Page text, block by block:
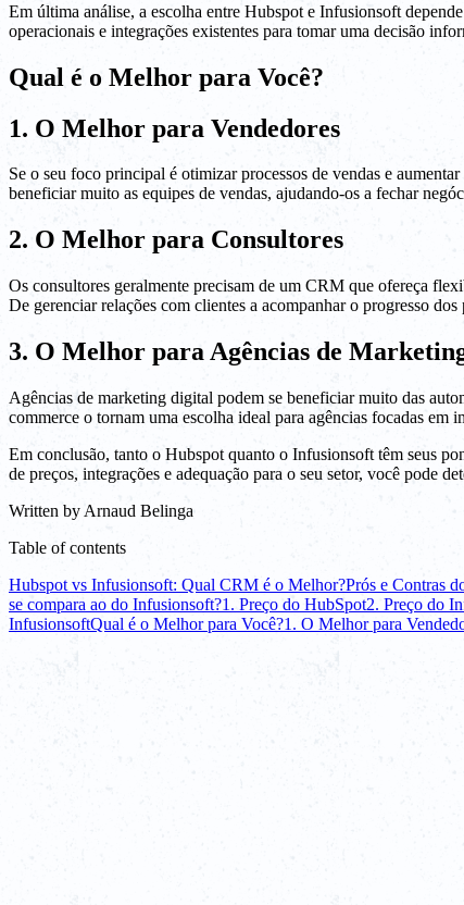
Em última análise, a escolha entre Hubspot e Infusionsoft
operacionais e integrações existentes para tomar uma decisão
Qual é o Melhor para Você?
1. O Melhor para Vendedores
Se o seu foco principal é otimizar processos de vendas e
beneficiar muito as equipes de vendas, ajudando-os a fechar
2. O Melhor para Consultores
Os consultores geralmente precisam de um CRM que ofereça
De gerenciar relações com clientes a acompanhar o progresso
3. O Melhor para Agências de
Agências de marketing digital podem se beneficiar muito das
commerce o tornam uma escolha ideal para agências focadas em
Em conclusão, tanto o Hubspot quanto o Infusionsoft têm seus
de preços, integrações e adequação para o seu setor, você pode
Written by Arnaud Belinga
Table of contents
Hubspot vs Infusionsoft: Qual CRM é o Melhor?Prós e Contras
se compara ao do Infusionsoft?1. Preço do HubSpot2. Preço do
InfusionsoftQual é o Melhor para Você?1. O Melhor para